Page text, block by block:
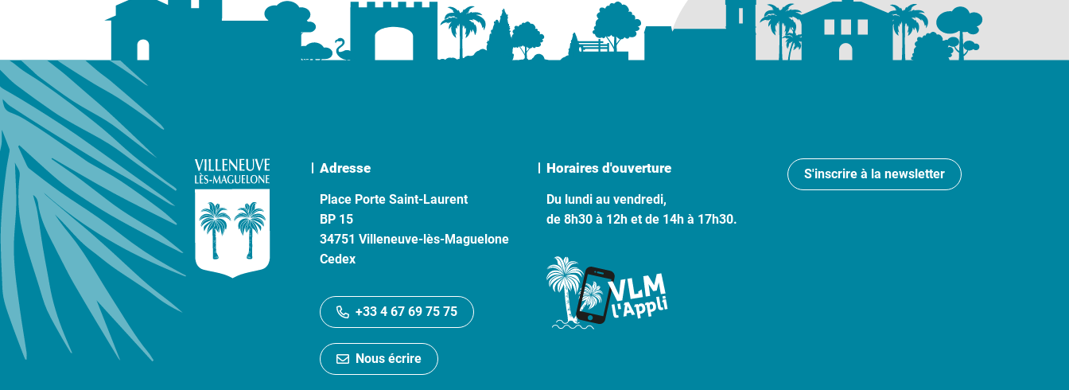
Adresse
Place Porte Saint-Laurent
BP 15
34751 Villeneuve-lès-Maguelone
Cedex
+33 4 67 69 75 75
Nous écrire
Horaires d'ouverture
Du lundi au vendredi,
de 8h30 à 12h et de 14h à 17h30.
S'inscrire à la newsletter